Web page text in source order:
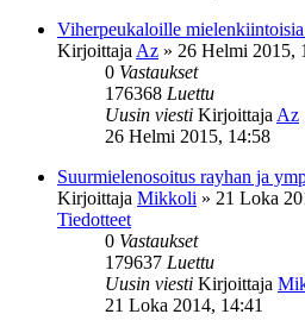
Viherpeukaloille
Kirjoittaja Az » 26 Helmi 2015,
0 Vastaukset
176368 Luettu
Uusin viesti Kirjoittaja Az
26 Helmi 2015, 14:58
Suurmielenosoitus rayhan ja
Kirjoittaja Mikkoli » 21 Loka
Tiedotteet
0 Vastaukset
179637 Luettu
Uusin viesti Kirjoittaja
21 Loka 2014, 14:41